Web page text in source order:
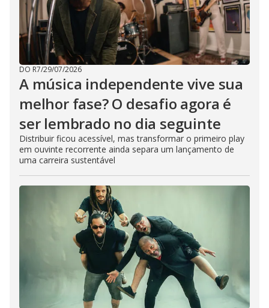
DO R7/29/07/2026
A música independente vive sua
melhor fase? O desafio agora é
ser lembrado no dia seguinte
Distribuir ficou acessível, mas transformar o primeiro play
em ouvinte recorrente ainda separa um lançamento de
uma carreira sustentável